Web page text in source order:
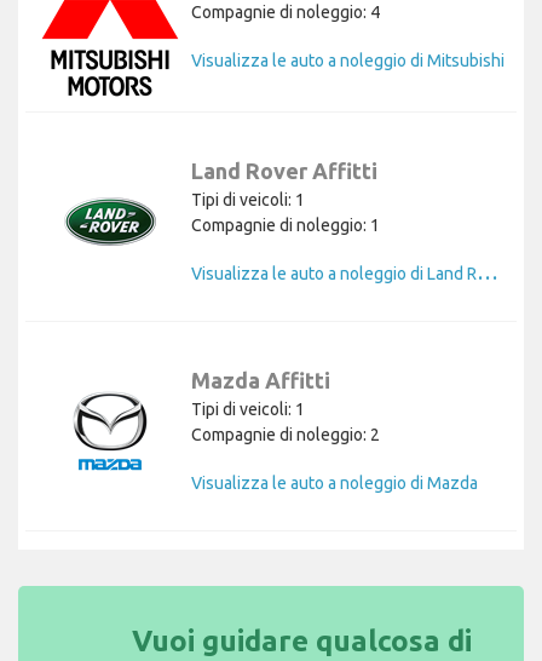
Compagnie di noleggio: 4
Visualizza le auto a noleggio di Mitsubishi
Land Rover Affitti
Tipi di veicoli: 1
Compagnie di noleggio: 1
V
isualizza le auto a noleggio di Land Rover
Mazda Affitti
Tipi di veicoli: 1
Compagnie di noleggio: 2
Visualizza le auto a noleggio di Mazda
Vuoi guidare qualcosa di